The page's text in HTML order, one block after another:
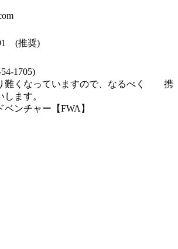
(推奨)
1705)
難くなっていますので、なるべく 携
ます。
ンチャー【FWA】